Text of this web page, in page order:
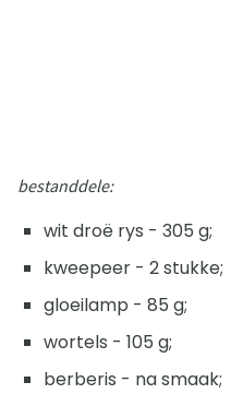
bestanddele:
wit droë rys - 305 g;
kweepeer - 2 stukke;
gloeilamp - 85 g;
wortels - 105 g;
berberis - na smaak;